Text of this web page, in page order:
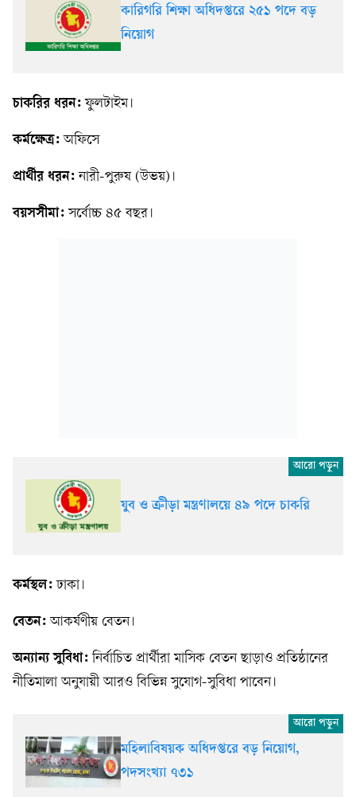
কারিগরি শিক্ষা অধিদপ্তরে ২৫১ পদে বড়
নিয়োগ
চাকরির ধরন: ফুলটাইম।
কর্মক্ষেত্র: অফিসে
প্রার্থীর ধরন: নারী-পুরুষ (উভয়)।
বয়সসীমা: সর্বোচ্চ ৪৫ বছর।
যুব ও ক্রীড়া মন্ত্রণালয়ে ৪৯ পদে চাকরি
কর্মস্থল: ঢাকা।
বেতন: আকর্ষণীয় বেতন।
অন্যান্য সুবিধা: নির্বাচিত প্রার্থীরা মাসিক বেতন ছাড়াও প্রতিষ্ঠানের
নীতিমালা অনুযায়ী আরও বিভিন্ন সুযোগ-সুবিধা পাবেন।
মহিলাবিষয়ক অধিদপ্তরে বড় নিয়োগ,
পদসংখ্যা ৭৩১